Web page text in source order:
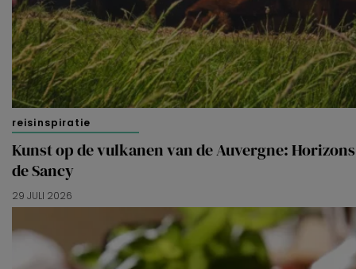
reisinspiratie
Kunst op de vulkanen van de Auvergne: Horizons
de Sancy
29 JULI 2026